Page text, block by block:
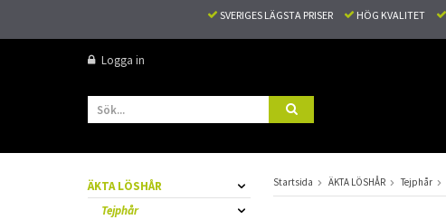
SVERIGES LÄGSTA PRISER HÖG KVALITET
Logga in
ÄKTA LÖSHÅR
Tejphår
Startsida ÄKTA LÖSHÅR Tejphår